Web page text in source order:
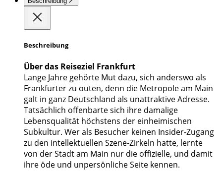
Beschreibung
Über das Reiseziel Frankfurt
Lange Jahre gehörte Mut dazu, sich anderswo als
Frankfurter zu outen, denn die Metropole am Main
galt in ganz Deutschland als unattraktive Adresse.
Tatsächlich offenbarte sich ihre damalige
Lebensqualität höchstens der einheimischen
Subkultur. Wer als Besucher keinen Insider-Zugang
zu den intellektuellen Szene-Zirkeln hatte, lernte
von der Stadt am Main nur die offizielle, und damit
ihre öde und unpersönliche Seite kennen.